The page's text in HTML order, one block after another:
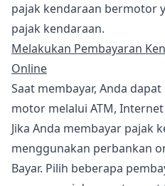
pajak kendaraan bermotor
pajak kendaraan.
Melakukan Pembayaran
Online
Saat membayar, Anda
motor melalui ATM,
Jika Anda membayar pajak
menggunakan perbankan
Bayar. Pilih beberapa